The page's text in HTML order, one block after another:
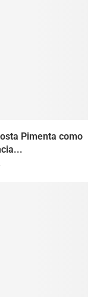
Pimenta como